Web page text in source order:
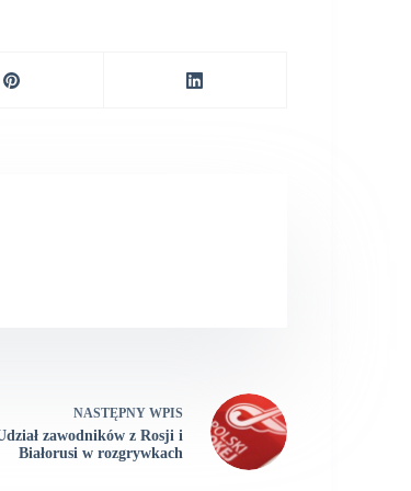
NASTĘPNY WPIS
zawodników z Rosji i
Białorusi w rozgrywkach